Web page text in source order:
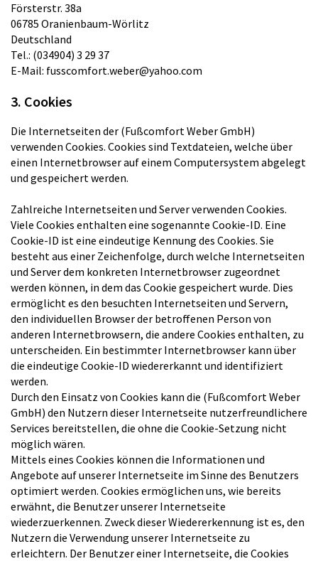
Försterstr. 38a
06785 Oranienbaum-Wörlitz
Deutschland
Tel.: (034904) 3 29 37
E-Mail: fusscomfort.weber@yahoo.com
3. Cookies
Die Internetseiten der (Fußcomfort Weber GmbH)
verwenden Cookies. Cookies sind Textdateien, welche über
einen Internetbrowser auf einem Computersystem abgelegt
und gespeichert werden.
Zahlreiche Internetseiten und Server verwenden Cookies.
Viele Cookies enthalten eine sogenannte Cookie-ID. Eine
Cookie-ID ist eine eindeutige Kennung des Cookies. Sie
besteht aus einer Zeichenfolge, durch welche Internetseiten
und Server dem konkreten Internetbrowser zugeordnet
werden können, in dem das Cookie gespeichert wurde. Dies
ermöglicht es den besuchten Internetseiten und Servern,
den individuellen Browser der betroffenen Person von
anderen Internetbrowsern, die andere Cookies enthalten, zu
unterscheiden. Ein bestimmter Internetbrowser kann über
die eindeutige Cookie-ID wiedererkannt und identifiziert
werden.
Durch den Einsatz von Cookies kann die (Fußcomfort Weber
GmbH) den Nutzern dieser Internetseite nutzerfreundlichere
Services bereitstellen, die ohne die Cookie-Setzung nicht
möglich wären.
Mittels eines Cookies können die Informationen und
Angebote auf unserer Internetseite im Sinne des Benutzers
optimiert werden. Cookies ermöglichen uns, wie bereits
erwähnt, die Benutzer unserer Internetseite
wiederzuerkennen. Zweck dieser Wiedererkennung ist es, den
Nutzern die Verwendung unserer Internetseite zu
erleichtern. Der Benutzer einer Internetseite, die Cookies